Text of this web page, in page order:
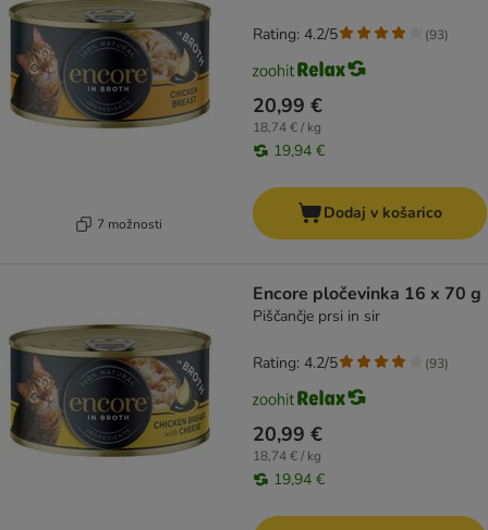
7 možnosti
20,99 €
18,74 € / kg
19,94 €
Rating: 4.2/5 (93)
Dodaj v košarico
Encore pločevinka 16 x 70 g
Piščančje prsi in sir
20,99 €
18,74 € / kg
19,94 €
Rating: 4.2/5 (93)